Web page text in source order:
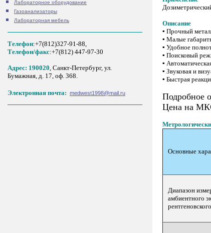
Лабораторное оборудование
Газоанализаторы
Лабораторная мебель
Телефон:+7(812)327-91-88,
Tелефон/факс:+7(812) 447-97-30
Адрес: 190020, Санкт-Петербург, ул.
Бумажная, д. 17, оф. 368.
Электронная почта: medwest1998@mail.ru
Описание
▪ Прочный
▪ Малые
▪ Удобное
▪ Поисковый
▪
▪ Звуковая и
▪ Быстрая
Подробное
Цена на
Основные
Диапазон
амбиентного